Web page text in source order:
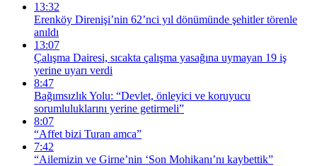
13:32
Erenköy Direnişi’nin 62’nci yıl dönümünde şehitler törenle
anıldı
13:07
Çalışma Dairesi, sıcakta çalışma yasağına uymayan 19 iş
yerine uyarı verdi
8:47
Bağımsızlık Yolu: “Devlet, önleyici ve koruyucu
sorumluluklarını yerine getirmeli”
8:07
“Affet bizi Turan amca”
7:42
“Ailemizin ve Girne’nin ‘Son Mohikanı’nı kaybettik”